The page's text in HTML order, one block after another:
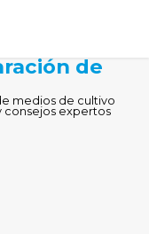
de
medios de cultivo
consejos expertos